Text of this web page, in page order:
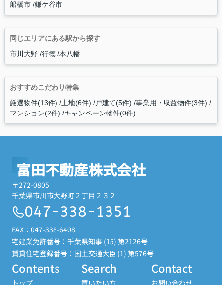
船橋市 鎌ケ谷市
同じエリアにある駅から探す
市川大野 行徳 本八幡
おすすめこだわり特集
厳選物件(13件) 土地(6件) 戸建て(5件) 事業用・収益物件(3件)
マンション(2件) キャンペーン物件(0件)
富田不動産株式会社
〒272-0805
千葉県市川市大野町２丁目２３２
047-338-1351
FAX：047-338-6408
宅建業免許番号：千葉県知事 (15) 第2126号
賃貸住宅登録番号：国土交通大臣 (1) 第576号
Contents
トップ
Search
買いたい方
Contact
お問い合わせ